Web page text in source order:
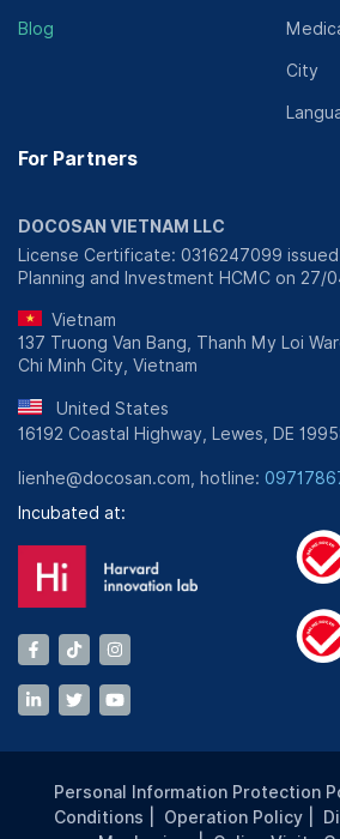
Blog
City
For Partners
DOCOSAN VIETNAM LLC
License Certificate: 0316247099
Planning and Investment HCMC on 27/
Vietnam
137 Truong Van Bang, Thanh My Loi
Chi Minh City, Vietnam
United States
16192 Coastal Highway, Lewes, DE
lienhe@docosan.com, hotline:
Incubated at:
Personal Information Protection
Conditions
Operation Policy